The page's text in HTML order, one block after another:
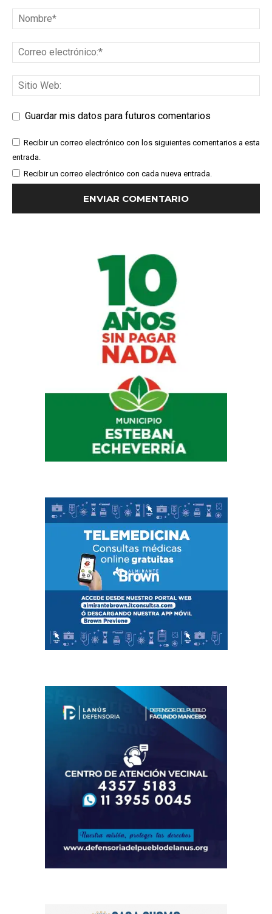
Guardar mis datos para futuros comentarios
Recibir un correo electrónico con los siguientes comentarios a esta
entrada.
Recibir un correo electrónico con cada nueva entrada.